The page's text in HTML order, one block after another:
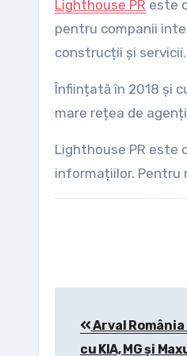
Lighthouse PR este
pentru companii
construcții și servicii.
Înființată în 2018 și
mare rețea de
Lighthouse PR este
informațiilor. Pentru
navigation
Arval
cu KIA, MG și